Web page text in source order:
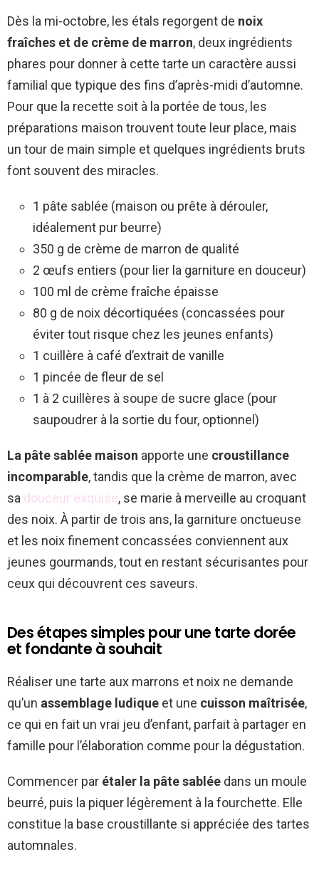
Dès la mi-octobre, les étals regorgent de noix
fraîches et de crème de marron, deux ingrédients
phares pour donner à cette tarte un caractère aussi
familial que typique des fins d’après-midi d’automne.
Pour que la recette soit à la portée de tous, les
préparations maison trouvent toute leur place, mais
un tour de main simple et quelques ingrédients bruts
font souvent des miracles.
1 pâte sablée (maison ou prête à dérouler,
idéalement pur beurre)
350 g de crème de marron de qualité
2 œufs entiers (pour lier la garniture en douceur)
100 ml de crème fraîche épaisse
80 g de noix décortiquées (concassées pour
éviter tout risque chez les jeunes enfants)
1 cuillère à café d’extrait de vanille
1 pincée de fleur de sel
1 à 2 cuillères à soupe de sucre glace (pour
saupoudrer à la sortie du four, optionnel)
La pâte sablée maison apporte une croustillance
incomparable, tandis que la crème de marron, avec
sa douceur exquise, se marie à merveille au croquant
des noix. À partir de trois ans, la garniture onctueuse
et les noix finement concassées conviennent aux
jeunes gourmands, tout en restant sécurisantes pour
ceux qui découvrent ces saveurs.
Des étapes simples pour une tarte dorée
et fondante à souhait
Réaliser une tarte aux marrons et noix ne demande
qu’un assemblage ludique et une cuisson maîtrisée,
ce qui en fait un vrai jeu d’enfant, parfait à partager en
famille pour l’élaboration comme pour la dégustation.
Commencer par étaler la pâte sablée dans un moule
beurré, puis la piquer légèrement à la fourchette. Elle
constitue la base croustillante si appréciée des tartes
automnales.